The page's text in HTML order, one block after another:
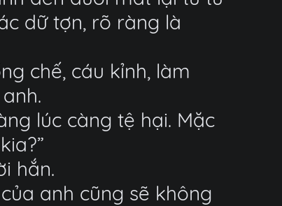
dữ tợn, rõ ràng là
chế, cáu kỉnh, làm
lúc càng tệ hại. Mặc
hắn.
anh cũng sẽ không